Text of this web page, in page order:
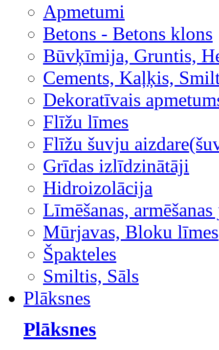
Apmetumi
Betons - Betons klons
Būvķīmija, Gruntis,
Cements, Kaļķis,
Dekoratīvais
Flīžu līmes
Flīžu šuvju
Grīdas izlīdzinātāji
Hidroizolācija
Līmēšanas, armēšanas
Mūrjavas, Bloku līmes
Špakteles
Smiltis, Sāls
Plāksnes
Plāksnes